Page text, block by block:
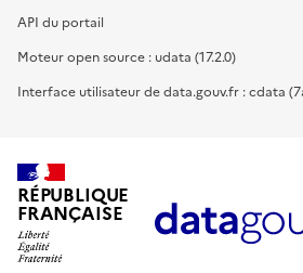
API du portail
Moteur open source : udata (17.2.0)
Interface utilisateur de data.gouv.fr : cdata
RÉPUBLIQUE
FRANÇAISE